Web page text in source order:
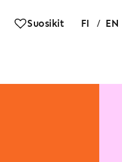
Suosikit FI / EN